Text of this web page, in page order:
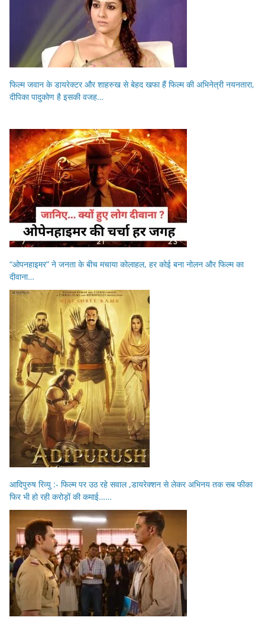
फिल्म जवान के डायरेक्टर और शाहरुख से बेहद खफा हैं फिल्म की अभिनेत्री नयनतारा,
दीपिका पादुकोण है इसकी वजह…
“ओपनहाइमर” ने जनता के बीच मचाया कोलाहल, हर कोई बना नोलन और फिल्म का
दीवाना…
आदिपुरुष रिव्यु :- फिल्म पर उठ रहे सवाल ,डायरेक्शन से लेकर अभिनय तक सब फीका
फिर भी हो रही करोड़ों की कमाई……